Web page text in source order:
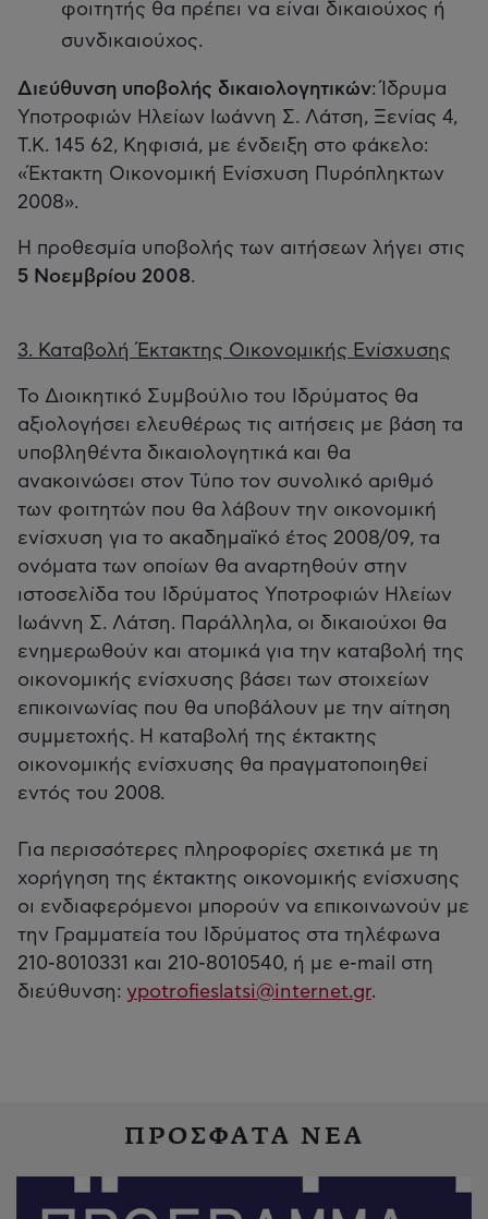
φοιτητής θα πρέπει να είναι δικαιούχος ή
συνδικαιούχος.
Διεύθυνση υποβολής δικαιολογητικών:
Ίδρυμα
Υποτροφιών Ηλείων Ιωάννη Σ. Λάτση, Ξενίας 4,
Τ.Κ. 145 62, Κηφισιά, με ένδειξη στο φάκελο:
«Έκτακτη Οικονομική Ενίσχυση Πυρόπληκτων
2008».
Η προθεσμία υποβολής των αιτήσεων λήγει στις
5 Νοεμβρίου 2008.
3. Καταβολή Έκτακτης Οικονομικής Ενίσχυσης
Το Διοικητικό Συμβούλιο του Ιδρύματος θα
αξιολογήσει ελευθέρως τις αιτήσεις με βάση τα
υποβληθέντα δικαιολογητικά και θα
ανακοινώσει στον Τύπο τον συνολικό αριθμό
των φοιτητών που θα λάβουν την οικονομική
ενίσχυση για το ακαδημαϊκό έτος 2008/09, τα
ονόματα των οποίων θα αναρτηθούν στην
ιστοσελίδα του Ιδρύματος Υποτροφιών Ηλείων
Ιωάννη Σ. Λάτση. Παράλληλα, οι δικαιούχοι θα
ενημερωθούν και ατομικά για την καταβολή της
οικονομικής ενίσχυσης βάσει των στοιχείων
επικοινωνίας που θα υποβάλουν με την αίτηση
συμμετοχής. Η καταβολή της έκτακτης
οικονομικής ενίσχυσης θα πραγματοποιηθεί
εντός του 2008.
Για περισσότερες πληροφορίες σχετικά με τη
χορήγηση της έκτακτης οικονομικής ενίσχυσης
οι ενδιαφερόμενοι μπορούν να επικοινωνούν με
την Γραμματεία του Ιδρύματος στα τηλέφωνα
210-8010331 και 210-8010540, ή με e-mail στη
διεύθυνση: ypotrofieslatsi@internet.gr.
ΠΡΟΣΦΑΤΑ ΝΕΑ